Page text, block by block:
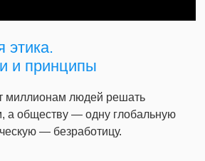
этика.
и принципы
миллионам людей решать
а обществу — одну глобальную
— безработицу.